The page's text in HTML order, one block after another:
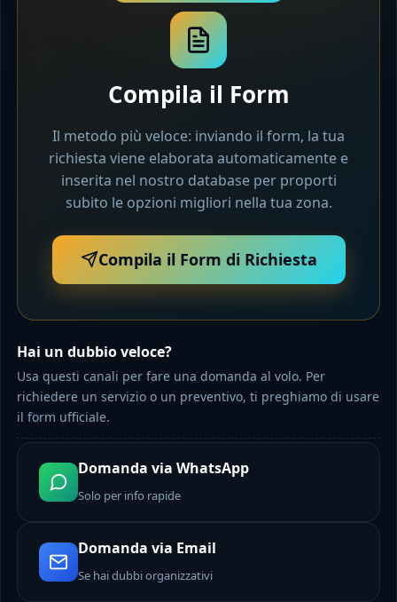
Compila il Form
Il metodo più veloce: inviando il form, la tua
richiesta viene elaborata automaticamente e
inserita nel nostro database per proporti
subito le opzioni migliori nella tua zona.
Compila il Form di Richiesta
Hai un dubbio veloce?
Usa questi canali per fare una domanda al volo. Per
richiedere un servizio o un preventivo, ti preghiamo di usare
il form ufficiale.
Domanda via WhatsApp
Solo per info rapide
Domanda via Email
Se hai dubbi organizzativi